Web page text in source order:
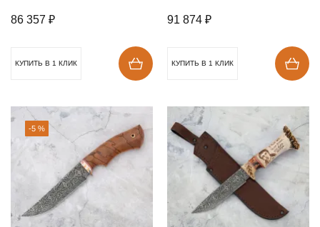
86 357 ₽
КУПИТЬ В 1 КЛИК
91 874 ₽
КУПИТЬ В 1 КЛИК
-5 %